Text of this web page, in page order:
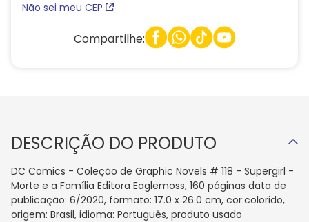
Não sei meu CEP
Compartilhe:
DESCRIÇÃO DO PRODUTO
DC Comics - Coleção de Graphic Novels # 118 - Supergirl -
Morte e a Família Editora Eaglemoss, 160 páginas data de
publicação: 6/2020, formato: 17.0 x 26.0 cm, cor:colorido,
origem: Brasil, idioma: Português, produto usado